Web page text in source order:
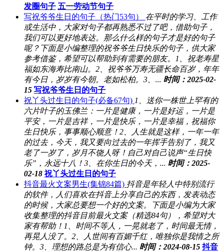
发圈句子 五一劳动节句子
写祝爷爷生日的句子（热门53句）
在平时的学习、工作
或生活中，大家对句子都再熟悉不过了吧，借助句子，
我们可以更好地表达。那么什么样的句子才是好的句子
呢？下面是小编整理的祝爷爷生日快乐的句子，供大家
参考借鉴，希望可以帮助到有需要的朋友。1、祝老寿星
福如东海寿比南山。2、祝爷爷万寿无疆长命百岁，年年
有今日，岁岁有今朝。老如松柏。3、... 时间：2025-02-
15 写祝爷爷生日的句子
祝丫头过生日的句子(必备67句) 1、送你一株世上罕有的
六片叶子的玉佛兰：一片是健康，一片是好运，一片是
平安，一片是吉祥，一片是快乐，一片是幸福，祝福你
生日快乐，事事顺心顺意！2、人生就是这样，一年一年
的过去，今天，我又要向过去的一年挥手告别了，我又
老了一岁了，岁月不饶人呀！自己对自己说声“生日快
乐”，永远十八！3、在你生日的今天，... 时间：2025-
02-18 祝丫头过生日的句子
抖音最火文案男生(集锦84篇) 抖音是年轻人中特别流行
的软件，人们喜欢在抖音上分享自己的东西，发表动态
的时候，大家总要想一个好的文案。下面是小编为大家
收集整理的抖音目前最火文案（精选84句），希望对大
家有帮助！1、时间不等人，一晃就老了，时间最无情，
再晃人没了。2、人世间有百媚千红，唯独你是我情之所
钟。3、理想的路总是为有信心... 时间：2024-08-15 抖音